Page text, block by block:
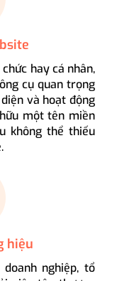
hay cá nhân,
cụ quan trọng
và hoạt động
một tên miền
không thể thiếu
hiệu
nghiệp, tổ